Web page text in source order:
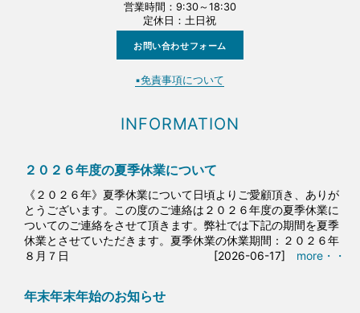
営業時間：9:30～18:30
定休日：土日祝
お問い合わせフォーム
▪️免責事項について
INFORMATION
２０２６年度の夏季休業について
《２０２６年》夏季休業について日頃よりご愛顧頂き、ありが
とうございます。この度のご連絡は２０２６年度の夏季休業に
ついてのご連絡をさせて頂きます。弊社では下記の期間を夏季
休業とさせていただきます。夏季休業の休業期間：２０２６年
８月７日
[2026-06-17] more・・
年末年末年始のお知らせ